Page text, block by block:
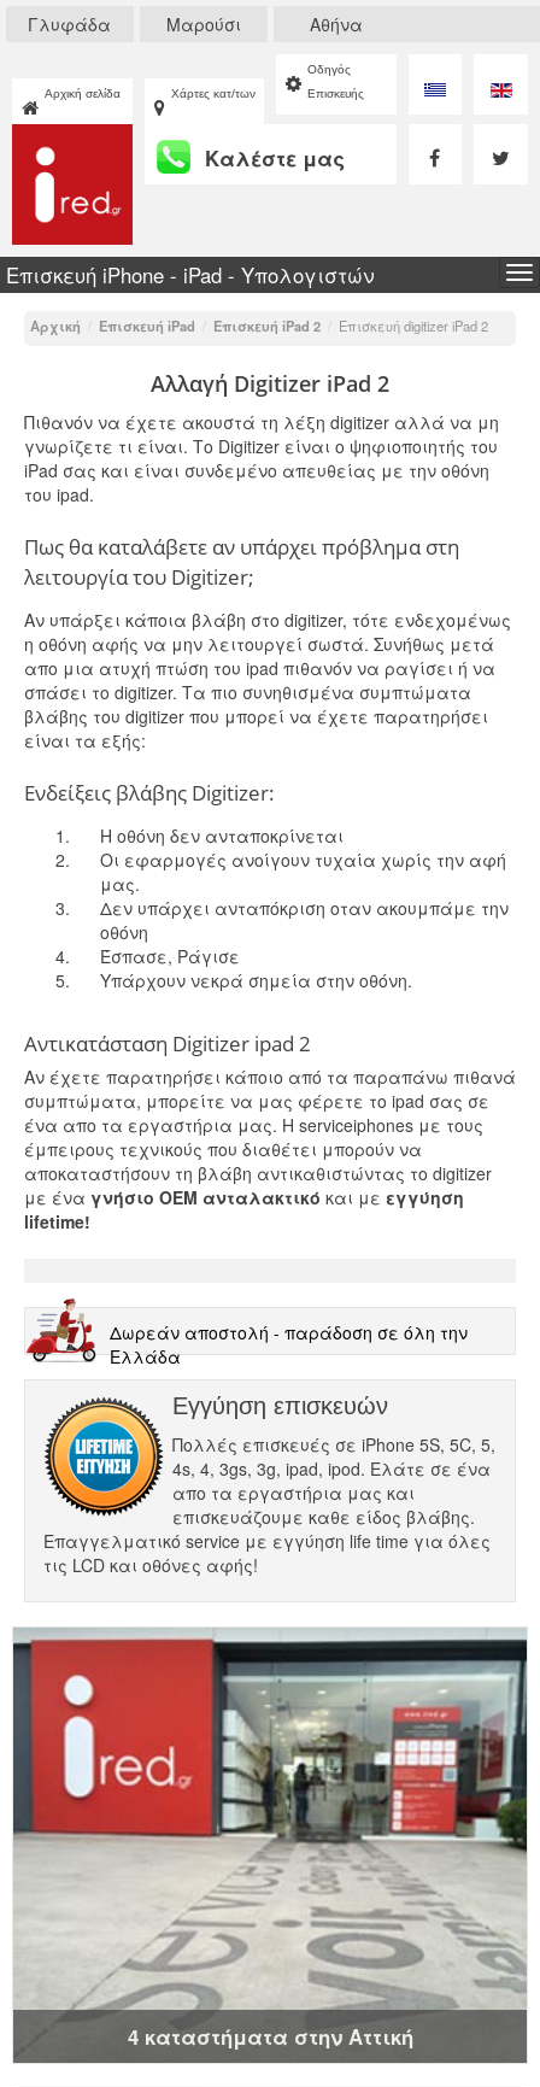
Γλυφάδα Μαρούσι Αθήνα
Αρχική σελίδα Χάρτες κατ/των
Οδηγός
Επισκευής
Καλέστε μας
Επισκευή iPhone - iPad - Υπολογιστών
Αρχική / Επισκευή iPad / Επισκευή iPad 2 / Επισκευή digitizer iPad 2
Αλλαγή Digitizer iPad 2
Πιθανόν να έχετε ακουστά τη λέξη digitizer αλλά να μη
γνωρίζετε τι είναι. Το Digitizer είναι ο ψηφιοποιητής του
iPad σας και είναι συνδεμένο απευθείας με την οθόνη
του ipad.
Πως θα καταλάβετε αν υπάρχει πρόβλημα στη
λειτουργία του Digitizer;
Αν υπάρξει κάποια βλάβη στο digitizer, τότε ενδεχομένως
η οθόνη αφής να μην λειτουργεί σωστά. Συνήθως μετά
απο μια ατυχή πτώση του ipad πιθανόν να ραγίσει ή να
σπάσει το digitizer. Τα πιο συνηθισμένα συμπτώματα
βλάβης του digitizer που μπορεί να έχετε παρατηρήσει
είναι τα εξής:
Ενδείξεις βλάβης Digitizer:
Η οθόνη δεν ανταποκρίνεται
Οι εφαρμογές ανοίγουν τυχαία χωρίς την αφή
μας.
Δεν υπάρχει ανταπόκριση οταν ακουμπάμε την
οθόνη
Έσπασε, Ράγισε
Υπάρχουν νεκρά σημεία στην οθόνη.
Αντικατάσταση Digitizer ipad 2
Αν έχετε παρατηρήσει κάποιο από τα παραπάνω πιθανά
συμπτώματα, μπορείτε να μας φέρετε το ipad σας σε
ένα απο τα εργαστήρια μας. Η serviceiphones με τους
έμπειρους τεχνικούς που διαθέτει μπορούν να
αποκαταστήσουν τη βλάβη αντικαθιστώντας το digitizer
με ένα γνήσιο OEM ανταλακτικό και με εγγύηση
lifetime!
Δωρεάν αποστολή - παράδοση σε όλη την
Ελλάδα
Εγγύηση επισκευών
Πολλές επισκευές σε iPhone 5S, 5C, 5,
4s, 4, 3gs, 3g, ipad, ipod. Ελάτε σε ένα
απο τα εργαστήρια μας και
επισκευάζουμε καθε είδος βλάβης.
Επαγγελματικό service με εγγύηση life time για όλες
τις LCD και οθόνες αφής!
4 καταστήματα στην Αττική